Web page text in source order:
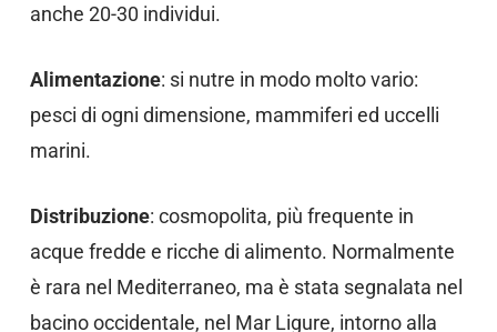
anche 20-30 individui.
Alimentazione: si nutre in modo molto vario:
pesci di ogni dimensione, mammiferi ed uccelli
marini.
Distribuzione: cosmopolita, più frequente in
acque fredde e ricche di alimento. Normalmente
è rara nel Mediterraneo, ma è stata segnalata nel
bacino occidentale, nel Mar Ligure, intorno alla